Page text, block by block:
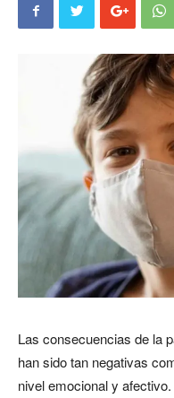
Las consecuencias de la
han sido tan negativas
nivel emocional y